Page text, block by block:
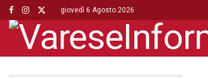
giovedì 6 Agosto 2026